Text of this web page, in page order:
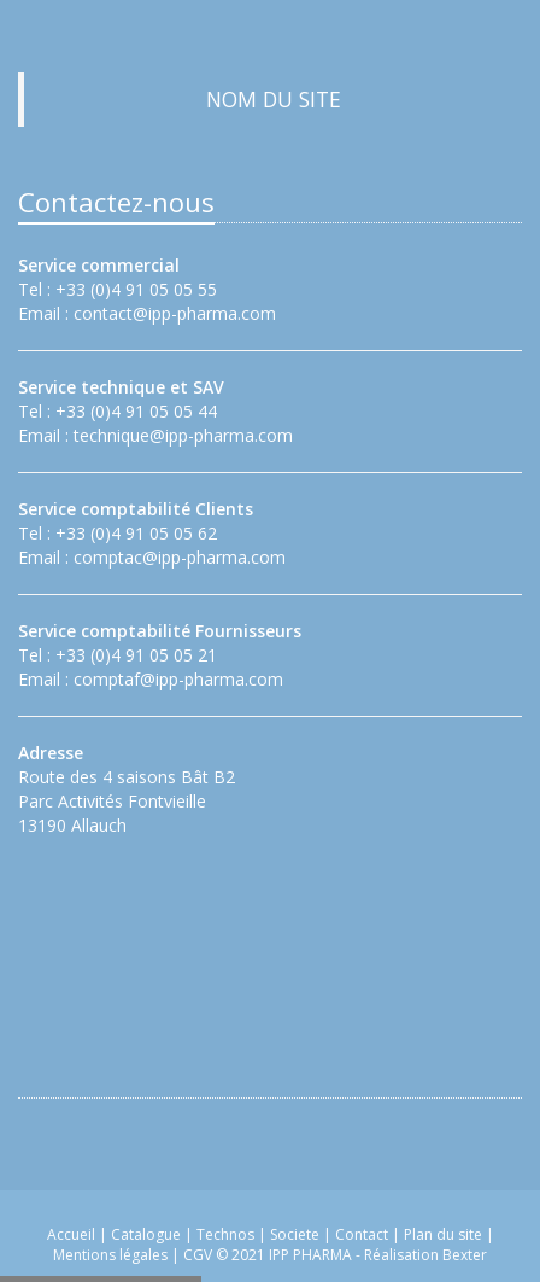
NOM DU SITE
Contactez-nous
Service commercial
Tel : +33 (0)4 91 05 05 55
Email : contact@ipp-pharma.com
Service technique et SAV
Tel : +33 (0)4 91 05 05 44
Email : technique@ipp-pharma.com
Service comptabilité Clients
Tel : +33 (0)4 91 05 05 62
Email : comptac@ipp-pharma.com
Service comptabilité Fournisseurs
Tel : +33 (0)4 91 05 05 21
Email : comptaf@ipp-pharma.com
Adresse
Route des 4 saisons Bât B2
Parc Activités Fontvieille
13190 Allauch
Accueil | Catalogue | Technos | Societe | Contact | Plan du site |
Mentions légales | CGV © 2021 IPP PHARMA - Réalisation Bexter